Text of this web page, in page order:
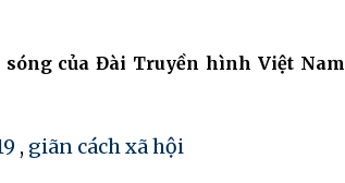
của Đài Truyền hình Việt Nam
, giãn cách xã hội